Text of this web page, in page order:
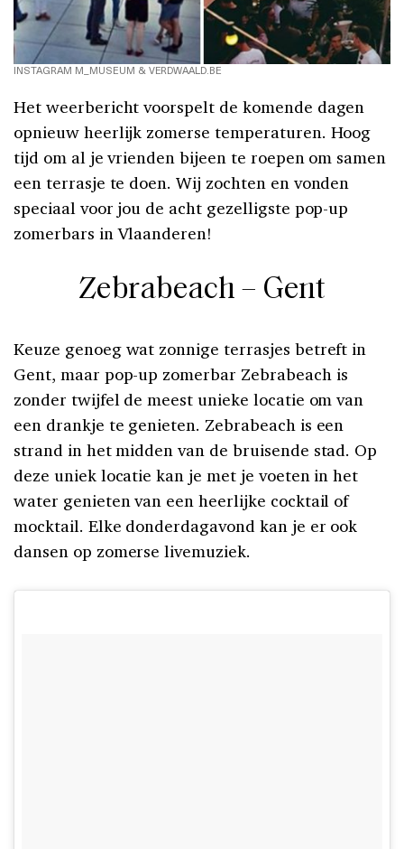
INSTAGRAM M_MUSEUM & VERDWAALD.BE
Het weerbericht voorspelt de komende dagen
opnieuw heerlijk zomerse temperaturen. Hoog
tijd om al je vrienden bijeen te roepen om samen
een terrasje te doen. Wij zochten en vonden
speciaal voor jou de acht gezelligste pop-up
zomerbars in Vlaanderen!
Zebrabeach – Gent
Keuze genoeg wat zonnige terrasjes betreft in
Gent, maar pop-up zomerbar Zebrabeach is
zonder twijfel de meest unieke locatie om van
een drankje te genieten. Zebrabeach is een
strand in het midden van de bruisende stad. Op
deze uniek locatie kan je met je voeten in het
water genieten van een heerlijke cocktail of
mocktail. Elke donderdagavond kan je er ook
dansen op zomerse livemuziek.